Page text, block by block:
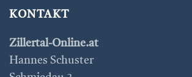
KONTAKT
Zillertal-Online.at
Hannes Schuster